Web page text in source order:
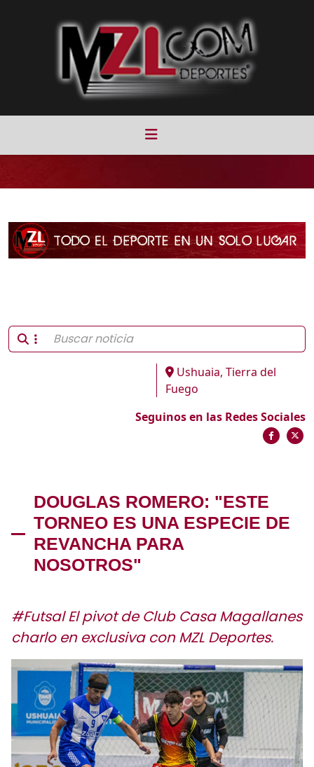
Ushuaia, Tierra del
Fuego
Seguinos en las Redes Sociales
DOUGLAS ROMERO: "ESTE
TORNEO ES UNA ESPECIE DE
REVANCHA PARA
NOSOTROS"
#Futsal El pivot de Club Casa Magallanes
charlo en exclusiva con MZL Deportes.